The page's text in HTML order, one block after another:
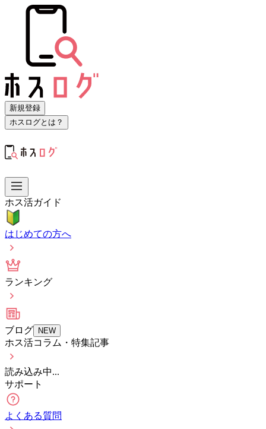
新規登録
ホスログとは？
ホス活ガイド
はじめての方へ
ランキング
ブログ NEW
ホス活コラム・特集記事
読み込み中...
サポート
よくある質問